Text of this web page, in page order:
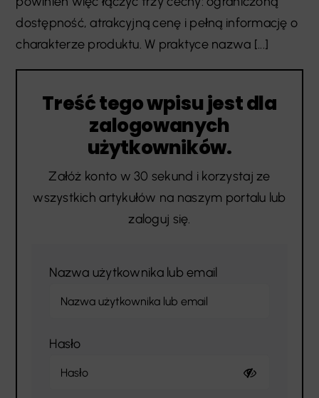
dostępność, atrakcyjną cenę i pełną informację o
charakterze produktu. W praktyce nazwa [...]
Treść tego wpisu jest dla
zalogowanych
użytkowników.
Załóż konto w 30 sekund i korzystaj ze
wszystkich artykułów na naszym portalu lub
zaloguj się.
Nazwa użytkownika lub email
Hasło